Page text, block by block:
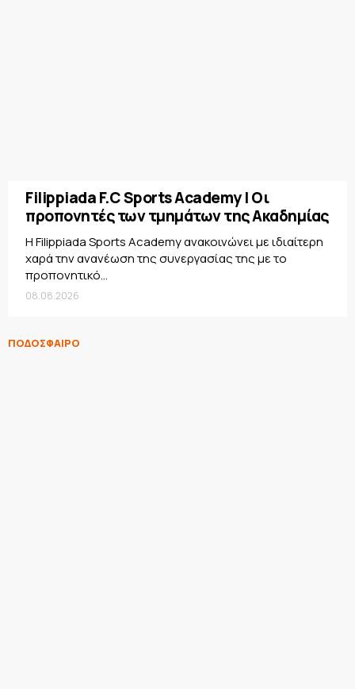
Filippiada F.C Sports Academy | Οι
προπονητές των τμημάτων της Ακαδημίας
Η Filippiada Sports Academy ανακοινώνει με ιδιαίτερη
χαρά την ανανέωση της συνεργασίας της με το
προπονητικό...
08.08.2026
ΠΟΔΟΣΦΑΙΡΟ